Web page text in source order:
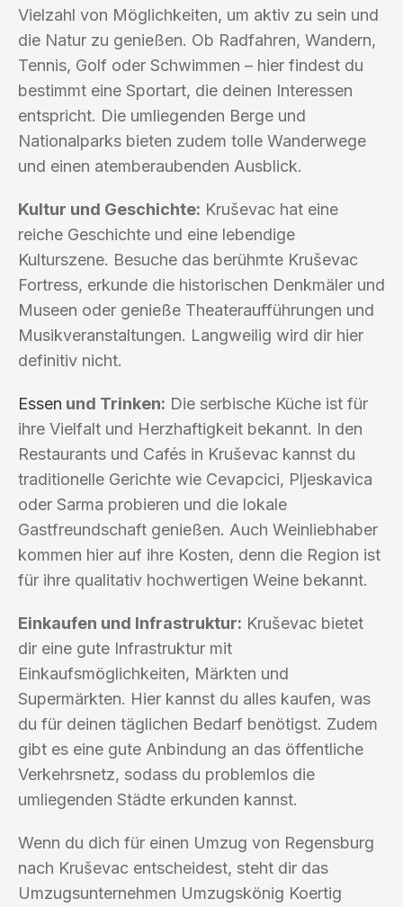
Vielzahl von Möglichkeiten, um aktiv zu sein und
die Natur zu genießen. Ob Radfahren, Wandern,
Tennis, Golf oder Schwimmen – hier findest du
bestimmt eine Sportart, die deinen Interessen
entspricht. Die umliegenden Berge und
Nationalparks bieten zudem tolle Wanderwege
und einen atemberaubenden Ausblick.
Kultur und Geschichte: Kruševac hat eine
reiche Geschichte und eine lebendige
Kulturszene. Besuche das berühmte Kruševac
Fortress, erkunde die historischen Denkmäler und
Museen oder genieße Theateraufführungen und
Musikveranstaltungen. Langweilig wird dir hier
definitiv nicht.
Essen und Trinken: Die serbische Küche ist für
ihre Vielfalt und Herzhaftigkeit bekannt. In den
Restaurants und Cafés in Kruševac kannst du
traditionelle Gerichte wie Cevapcici, Pljeskavica
oder Sarma probieren und die lokale
Gastfreundschaft genießen. Auch Weinliebhaber
kommen hier auf ihre Kosten, denn die Region ist
für ihre qualitativ hochwertigen Weine bekannt.
Einkaufen und Infrastruktur: Kruševac bietet
dir eine gute Infrastruktur mit
Einkaufsmöglichkeiten, Märkten und
Supermärkten. Hier kannst du alles kaufen, was
du für deinen täglichen Bedarf benötigst. Zudem
gibt es eine gute Anbindung an das öffentliche
Verkehrsnetz, sodass du problemlos die
umliegenden Städte erkunden kannst.
Wenn du dich für einen Umzug von Regensburg
nach Kruševac entscheidest, steht dir das
Umzugsunternehmen Umzugskönig Koertig